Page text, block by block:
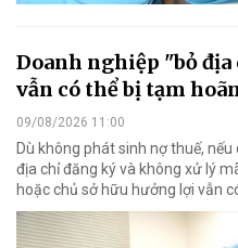
Doanh nghiệp "bỏ
vẫn có thể bị tạm
09/08/2026 11:00
Dù không phát sinh nợ thuế,
địa chỉ đăng ký và không xử lý
hoặc chủ sở hữu hưởng lợi vẫn